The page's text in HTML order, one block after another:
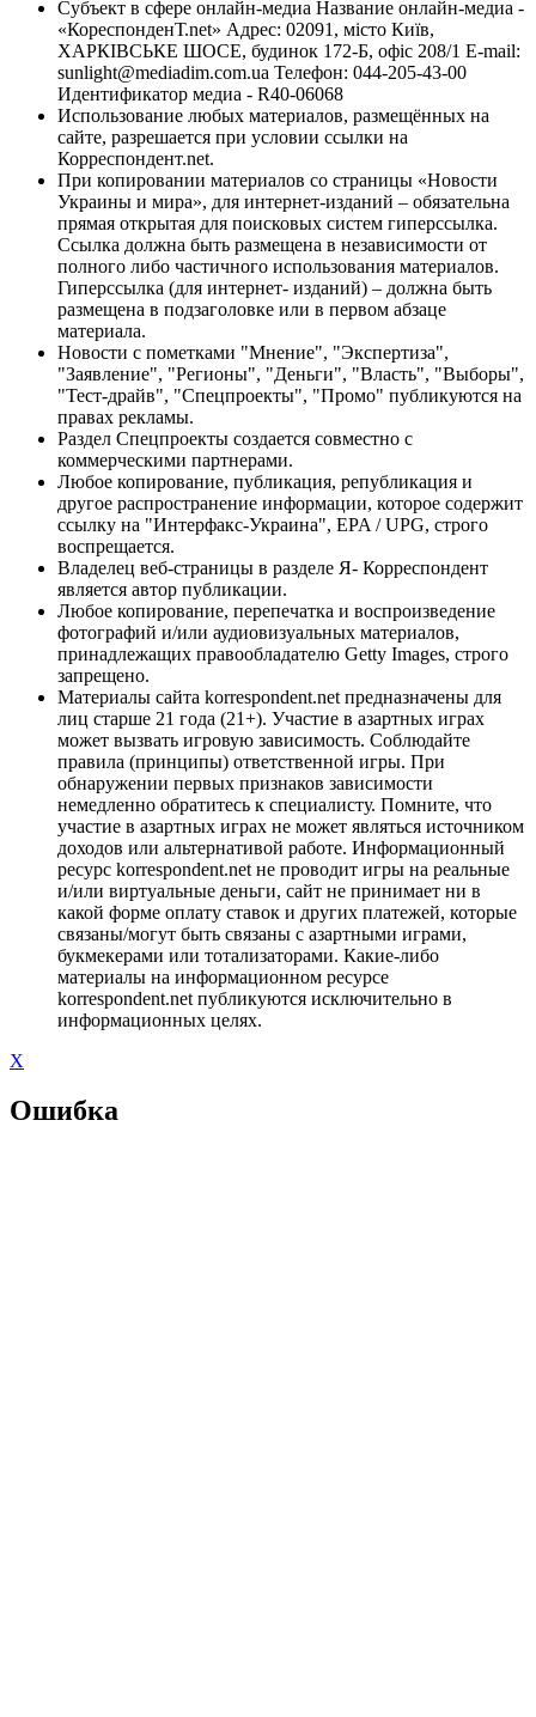
Субъект в сфере онлайн-медиа Название онлайн-медиа -
«КореспонденТ.net» Адрес: 02091, місто Київ,
ХАРКІВСЬКЕ ШОСЕ, будинок 172-Б, офіс 208/1 E-mail:
sunlight@mediadim.com.ua Телефон: 044-205-43-00
Идентификатор медиа - R40-06068
Использование любых материалов, размещённых на
сайте, разрешается при условии ссылки на
Корреспондент.net.
При копировании материалов со страницы «Новости
Украины и мира», для интернет-изданий – обязательна
прямая открытая для поисковых систем гиперссылка.
Ссылка должна быть размещена в независимости от
полного либо частичного использования материалов.
Гиперссылка (для интернет- изданий) – должна быть
размещена в подзаголовке или в первом абзаце
материала.
Новости с пометками "Мнение", "Экспертиза",
"Заявление", "Регионы", "Деньги", "Власть", "Выборы",
"Тест-драйв", "Спецпроекты", "Промо" публикуются на
правах рекламы.
Раздел Спецпроекты создается совместно с
коммерческими партнерами.
Любое копирование, публикация, републикация и
другое распространение информации, которое содержит
ссылку на "Интерфакс-Украина", EPA / UPG, строго
воспрещается.
Владелец веб-страницы в разделе Я- Корреспондент
является автор публикации.
Любое копирование, перепечатка и воспроизведение
фотографий и/или аудиовизуальных материалов,
принадлежащих правообладателю Getty Images, строго
запрещено.
Материалы сайта korrespondent.net предназначены для
лиц старше 21 года (21+). Участие в азартных играх
может вызвать игровую зависимость. Соблюдайте
правила (принципы) ответственной игры. При
обнаружении первых признаков зависимости
немедленно обратитесь к специалисту. Помните, что
участие в азартных играх не может являться источником
доходов или альтернативой работе. Информационный
ресурс korrespondent.net не проводит игры на реальные
и/или виртуальные деньги, сайт не принимает ни в
какой форме оплату ставок и других платежей, которые
связаны/могут быть связаны с азартными играми,
букмекерами или тотализаторами. Какие-либо
материалы на информационном ресурсе
korrespondent.net публикуются исключительно в
информационных целях.
X
Ошибка